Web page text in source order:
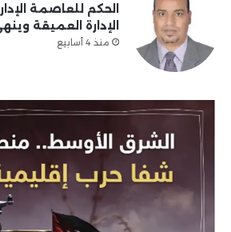
الحكم للعاصمة
الإدارة العميقة وينهي
منذ 4 أسابيع